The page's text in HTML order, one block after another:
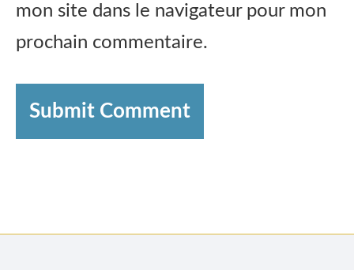
mon site dans le navigateur pour mon
prochain commentaire.
Submit Comment